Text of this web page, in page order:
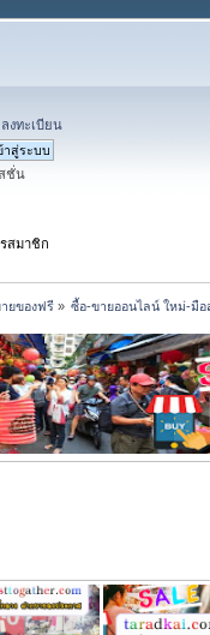
ลงทะเบียน
ชั่น
สมาชิก
ยของฟรี» ซื้อ-ขายออนไลน์ ใหม่-มือ